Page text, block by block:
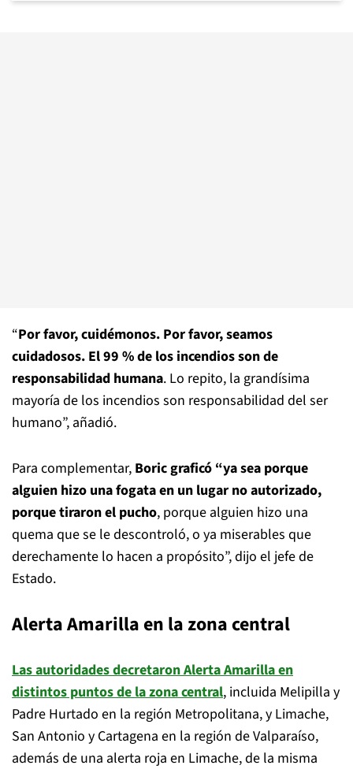
“Por favor, cuidémonos. Por favor, seamos
cuidadosos. El 99 % de los incendios son de
responsabilidad humana. Lo repito, la grandísima
mayoría de los incendios son responsabilidad del ser
humano”, añadió.
Para complementar, Boric graficó “ya sea porque
alguien hizo una fogata en un lugar no autorizado,
porque tiraron el pucho, porque alguien hizo una
quema que se le descontroló, o ya miserables que
derechamente lo hacen a propósito”, dijo el jefe de
Estado.
Alerta Amarilla en la zona central
Las autoridades decretaron Alerta Amarilla en
distintos puntos de la zona central, incluida Melipilla y
Padre Hurtado en la región Metropolitana, y Limache,
San Antonio y Cartagena en la región de Valparaíso,
además de una alerta roja en Limache, de la misma